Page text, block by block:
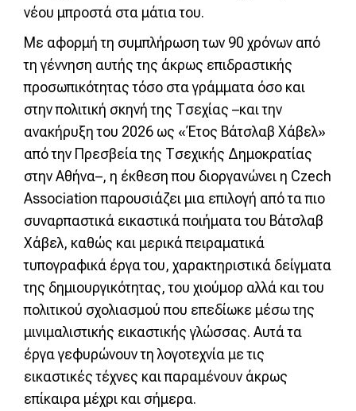
νέου μπροστά στα μάτια του.
Με αφορμή τη συμπλήρωση των 90 χρόνων από
τη γέννηση αυτής της άκρως επιδραστικής
προσωπικότητας τόσο στα γράμματα όσο και
στην πολιτική σκηνή της Τσεχίας –και την
ανακήρυξη του 2026 ως «Έτος Βάτσλαβ Χάβελ»
από την Πρεσβεία της Τσεχικής Δημοκρατίας
στην Αθήνα–, η έκθεση που διοργανώνει η Czech
Association παρουσιάζει μια επιλογή από τα πιο
συναρπαστικά εικαστικά ποιήματα του Βάτσλαβ
Χάβελ, καθώς και μερικά πειραματικά
τυπογραφικά έργα του, χαρακτηριστικά δείγματα
της δημιουργικότητας, του χιούμορ αλλά και του
πολιτικού σχολιασμού που επεδίωκε μέσω της
μινιμαλιστικής εικαστικής γλώσσας. Αυτά τα
έργα γεφυρώνουν τη λογοτεχνία με τις
εικαστικές τέχνες και παραμένουν άκρως
επίκαιρα μέχρι και σήμερα.